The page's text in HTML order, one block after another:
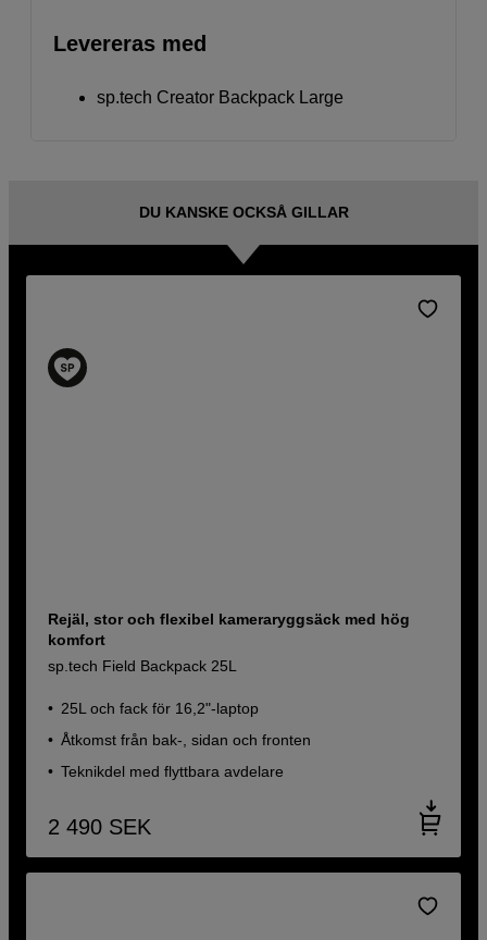
Levereras med
sp.tech Creator Backpack Large
DU KANSKE OCKSÅ GILLAR
Rejäl, stor och flexibel kameraryggsäck med hög
komfort
sp.tech Field Backpack 25L
25L och fack för 16,2"-laptop
Åtkomst från bak-, sidan och fronten
Teknikdel med flyttbara avdelare
2 490 SEK